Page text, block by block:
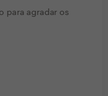
para agradar os